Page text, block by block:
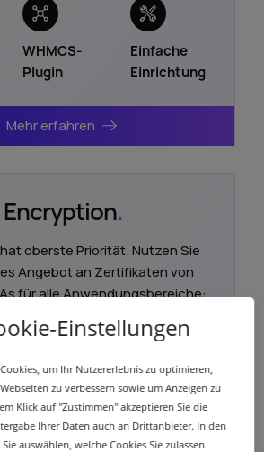
WHMCS-
Plugin
Einfache
Einrichtung
Mehr erfahren
Encryption.
oberste Priorität. Nutzen Sie
Angebot an Zertifikaten von
für alle Anwendungsbereiche:
60+
Encryption-
Produkte
Reselling
Solutions
Einstellungen
um Ihr Nutzererlebnis zu optimieren,
zu verbessern sowie um Anzeigen zu
Klick auf "Zustimmen" akzeptieren Sie die
Ihrer Daten auch an Drittanbieter. In den
auswählen, welche Cookies Sie zulassen